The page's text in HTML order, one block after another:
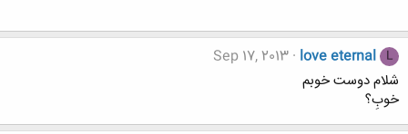
L
love eternal
Sep 17, 2013
شلام دوست خوبم
خوبِ؟